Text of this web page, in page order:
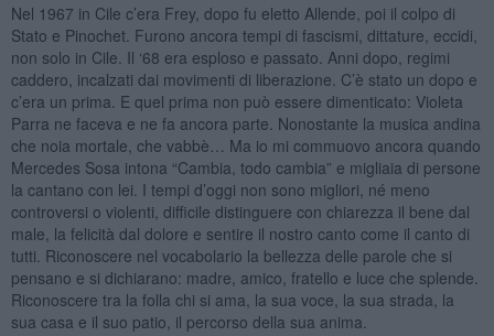
Nel 1967 in Cile c’era Frey, dopo fu eletto Allende, poi il colpo di
Stato e Pinochet. Furono ancora tempi di fascismi, dittature, eccidi,
non solo in Cile. Il ‘68 era esploso e passato. Anni dopo, regimi
caddero, incalzati dai movimenti di liberazione. C’è stato un dopo e
c’era un prima. E quel prima non può essere dimenticato: Violeta
Parra ne faceva e ne fa ancora parte. Nonostante la musica andina
che noia mortale, che vabbè… Ma io mi commuovo ancora quando
Mercedes Sosa intona “Cambia, todo cambia” e migliaia di persone
la cantano con lei. I tempi d’oggi non sono migliori, né meno
controversi o violenti, difficile distinguere con chiarezza il bene dal
male, la felicità dal dolore e sentire il nostro canto come il canto di
tutti. Riconoscere nel vocabolario la bellezza delle parole che si
pensano e si dichiarano: madre, amico, fratello e luce che splende.
Riconoscere tra la folla chi si ama, la sua voce, la sua strada, la
sua casa e il suo patio, il percorso della sua anima.